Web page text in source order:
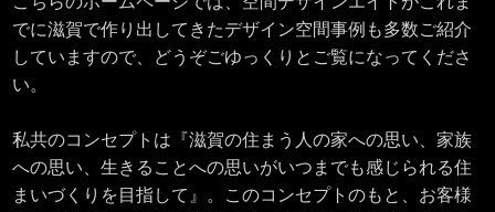
でに滋賀で作り出してきたデザイン空間事例も多数ご紹介
していますので、どうぞごゆっくりとご覧になってくださ
い。
私共のコンセプトは『滋賀の住まう人の家への思い、家族
への思い、生きることへの思いがいつまでも感じられる住
まいづくりを目指して』。このコンセプトのもと、お客様